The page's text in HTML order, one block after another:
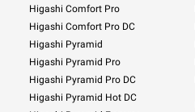
Higashi Comfort Pro
Higashi Comfort Pro DC
Higashi Pyramid
Higashi Pyramid Pro
Higashi Pyramid Pro DC
Higashi Pyramid Hot DC